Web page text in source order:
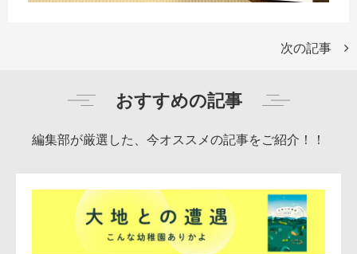
次の記事
おすすめの記事
編集部が厳選した、今オススメの記事をご紹介！！